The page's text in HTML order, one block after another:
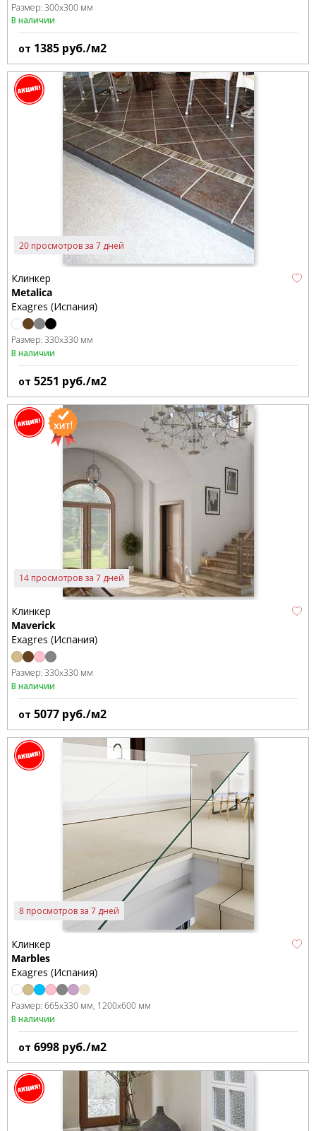
Размер: 300x300 мм
В наличии
от 1385 руб./м2
20 просмотров за 7 дней
Клинкер
Metalica
Exagres (Испания)
Размер: 330x330 мм
В наличии
от 5251 руб./м2
14 просмотров за 7 дней
Клинкер
Maverick
Exagres (Испания)
Размер: 330x330 мм
В наличии
от 5077 руб./м2
8 просмотров за 7 дней
Клинкер
Marbles
Exagres (Испания)
Размер: 665x330 мм 1200x600 мм
В наличии
от 6998 руб./м2